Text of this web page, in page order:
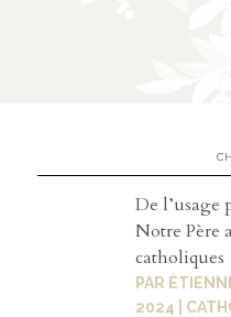
De l’usage
Notre Père
catholiques
PAR
2024